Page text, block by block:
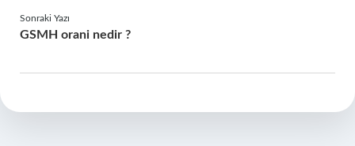
Sonraki Yazı
GSMH orani nedir ?